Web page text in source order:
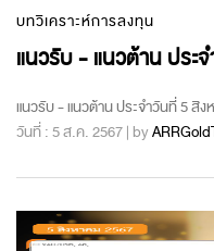
บทวิเคราะห์การลงทุน
แนวรับ - แนวต้าน ประ
แนวรับ - แนวต้าน ประจำวันที่ 5 สิง
วันที่ : 5 ส.ค. 2567 | by